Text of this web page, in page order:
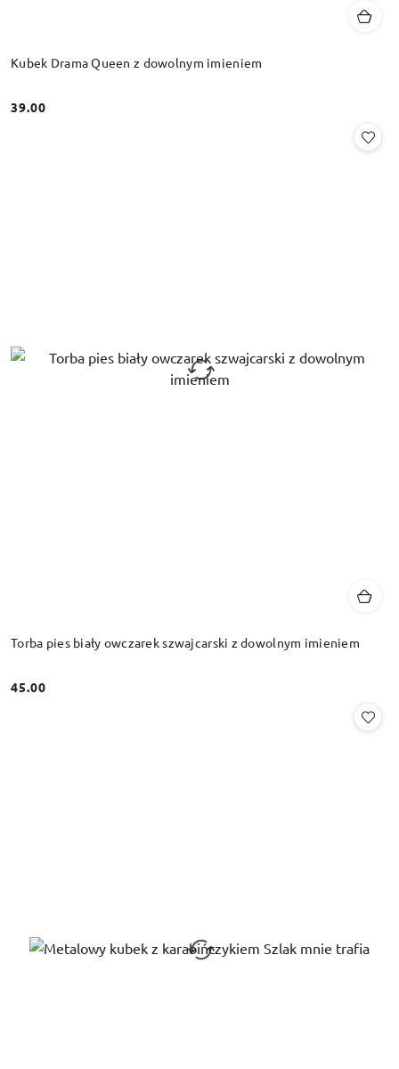
Kubek Drama Queen z dowolnym imieniem
Cena:
39.00
Torba pies biały owczarek szwajcarski z dowolnym imieniem
Cena:
45.00